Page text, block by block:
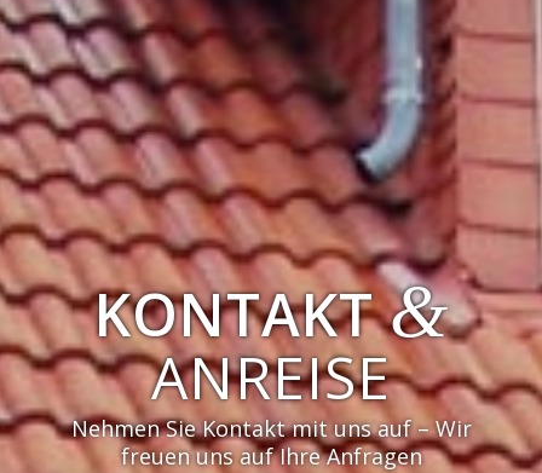
KONTAKT &
ANREISE
Nehmen Sie Kontakt mit uns auf – Wir
freuen uns auf Ihre Anfragen